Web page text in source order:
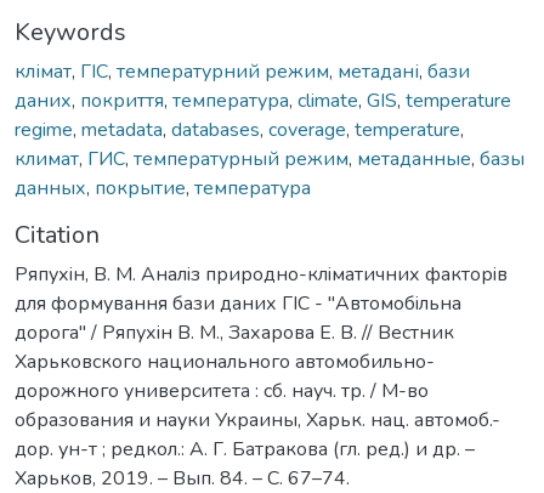
Keywords
клімат, ГІС, температурний режим, метадані, бази
даних, покриття, температура, climate, GIS, temperature
regime, metadata, databases, coverage, temperature,
климат, ГИС, температурный режим, метаданные, базы
данных, покрытие, температура
Citation
Ряпухiн, В. М. Аналiз природно-клiматичних факторiв
для формування бази даних ГIС - "Автомобiльна
дорога" / Ряпухiн В. М., Захарова Е. В. // Вестник
Харьковского национального автомобильно-
дорожного университета : сб. науч. тр. / М-во
образования и науки Украины, Харьк. нац. автомоб.-
дор. ун-т ; редкол.: А. Г. Батракова (гл. ред.) и др. –
Харьков, 2019. – Вып. 84. – С. 67–74.